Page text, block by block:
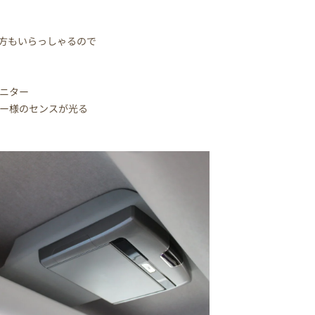
もいらっしゃるので
ター
様のセンスが光る